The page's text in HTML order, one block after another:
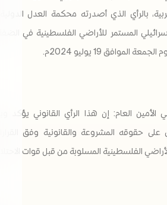
بالرأي الذي أصدرته محكمة العدل
الموافق 19 يوليو 2024م.
الأمين العام: إن هذا الرأي القانوني يؤكد
على حقوقه المشروعة والقانونية وفق
الفلسطينية المسلوبة من قبل قوات الاحتلال